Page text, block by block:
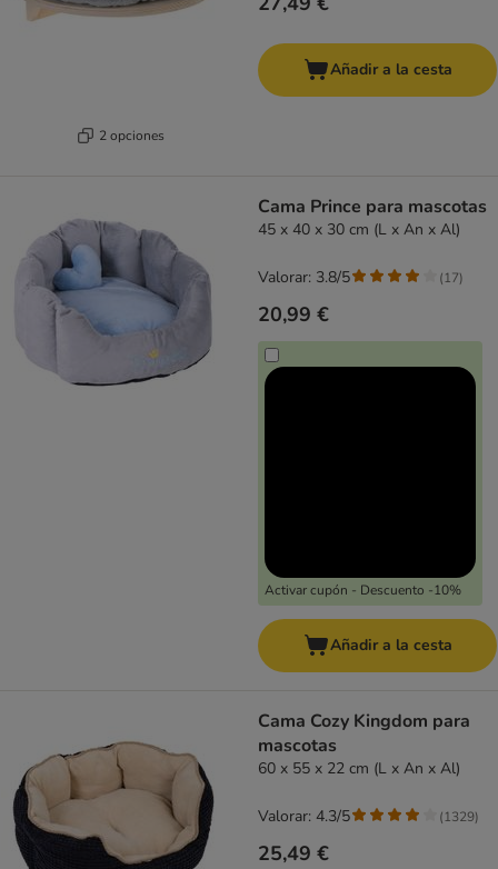
2 opciones
Añadir a la cesta
Cama Prince para mascotas
45 x 40 x 30 cm (L x An x Al)
20,99 €
Activar cupón - Descuento -10%
Valorar: 3.8/5 (17)
Añadir a la cesta
Cama Cozy Kingdom para
mascotas
60 x 55 x 22 cm (L x An x Al)
25,49 €
Valorar: 4.3/5 (1329)